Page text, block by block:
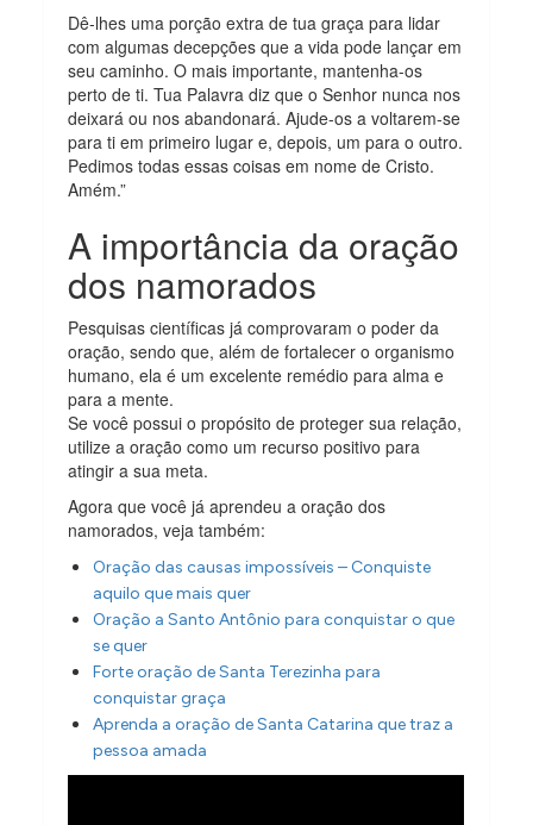
Dê-lhes uma porção extra de tua graça para lidar
com algumas decepções que a vida pode lançar em
seu caminho. O mais importante, mantenha-os
perto de ti. Tua Palavra diz que o Senhor nunca nos
deixará ou nos abandonará. Ajude-os a voltarem-se
para ti em primeiro lugar e, depois, um para o outro.
Pedimos todas essas coisas em nome de Cristo.
Amém.”
A importância da oração
dos namorados
Pesquisas científicas já comprovaram o poder da
oração, sendo que, além de fortalecer o organismo
humano, ela é um excelente remédio para alma e
para a mente.
Se você possui o propósito de proteger sua relação,
utilize a oração como um recurso positivo para
atingir a sua meta.
Agora que você já aprendeu a oração dos
namorados, veja também:
Oração das causas impossíveis – Conquiste
aquilo que mais quer
Oração a Santo Antônio para conquistar o que
se quer
Forte oração de Santa Terezinha para
conquistar graça
Aprenda a oração de Santa Catarina que traz a
pessoa amada